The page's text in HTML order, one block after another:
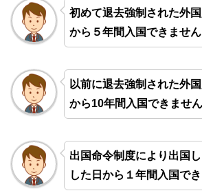
初めて退去強制された外
から５年間入国できません
以前に退去強制された外
から10年間入国できません
出国命令制度により出国
した日から１年間入国でき